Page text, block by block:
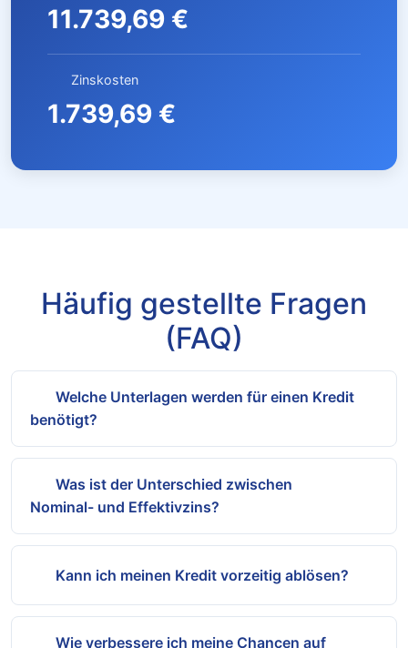
11.739,69 €
Zinskosten
1.739,69 €
Häufig gestellte Fragen
(FAQ)
Welche Unterlagen werden für einen Kredit
benötigt?
In der Regel benötigen Sie: Identitätsnachweis
(Personalausweis oder Reisepass),
Gehaltsnachweise oder
Monate, aktuelle Kontoauszüge sowie
gegebenenfalls Nachweise über weitere
Was ist der Unterschied zwischen
Nominal- und Effektivzins?
Der Nominalzins ist der reine Vertragszins ohne
zusätzliche Kosten. Der Effektivzins hingegen
Bearbeitungsgebühren, Kontoführung) und zeigt
die tatsächlichen jährlichen Kosten. Vergleichen
Kann ich meinen Kredit vorzeitig ablösen?
Ja, die meisten Kreditverträge erlauben eine
vorzeitige Tilgung. Häufig wird dafür eine
Wie verbessere ich meine Chancen auf